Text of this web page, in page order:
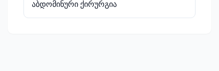
აბდომინური ქირურგია